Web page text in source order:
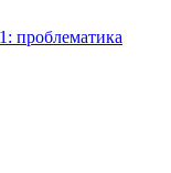
проблематика